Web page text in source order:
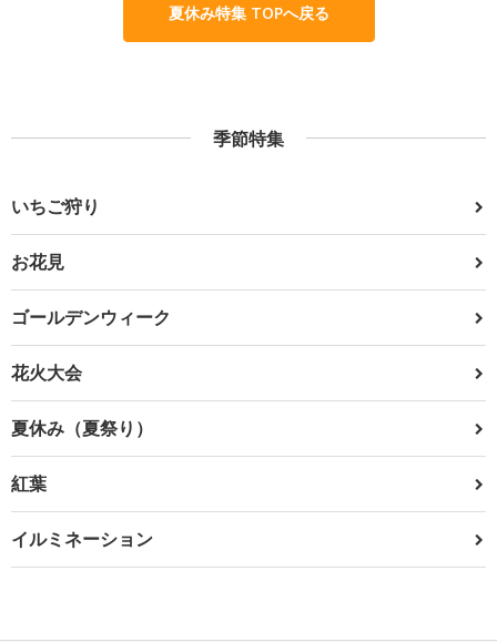
夏休み特集 TOPへ戻る
季節特集
いちご狩り
お花見
ゴールデンウィーク
花火大会
夏休み（夏祭り）
紅葉
イルミネーション